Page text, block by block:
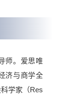
师。爱思唯
济与商学全
学家（Res